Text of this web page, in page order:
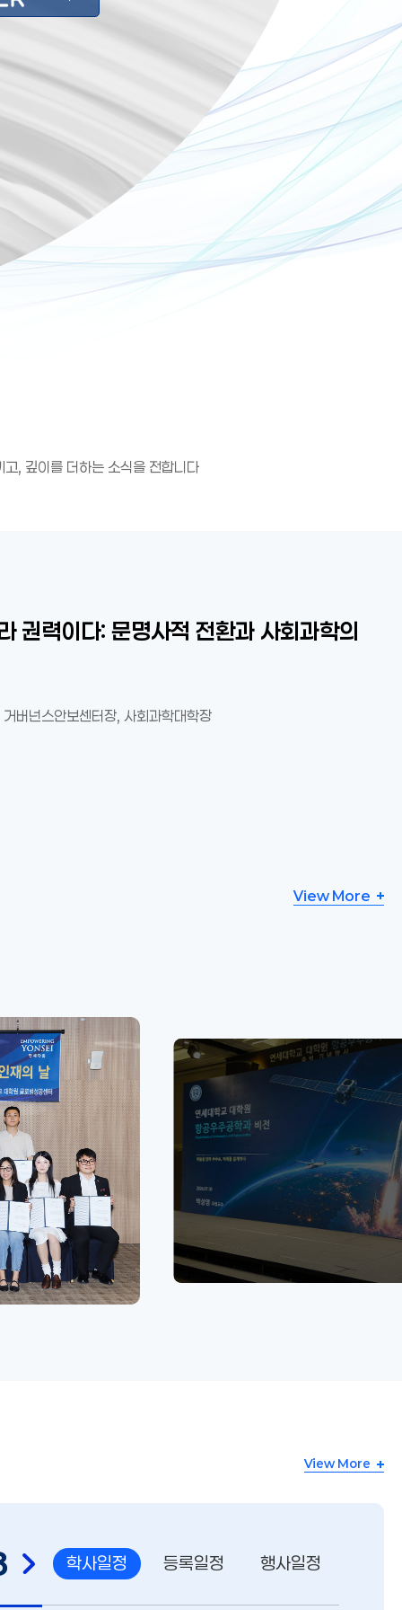
, 깊이를 더하는 소식을 전합니다
처의 미래를 말하다
술, 그리고 창의적 인재 교육
권력이다: 문명사적 전환과 사회과학의
버넌스안보센터장, 사회과학대학장
폐지 시대, 인간다움을 지키기 위한 다섯
예언한 인류 멸망, 과연 실현될까?
울프의 『올랜도』
과 질문 능력에 미치는 영향 – 질문하는
는가 — 한맥중공업 장창현 회장의 기부와
벌거벗은 생명 ― 스트럴드브러그와 호모
제성과 연세의 미래 가치
처의 미래를 말하다
술, 그리고 창의적 인재 교육
권력이다: 문명사적 전환과 사회과학의
폐지 시대, 인간다움을 지키기 위한 다섯
View More
View More
학사일정 등록일정 행사일정